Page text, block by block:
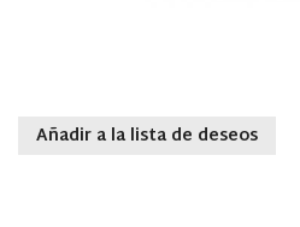
Añadir a la lista de deseos